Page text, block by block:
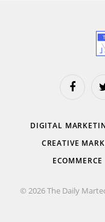
DIGITAL
CREATIVE
ECOMMERCE
© 2026 The Daily